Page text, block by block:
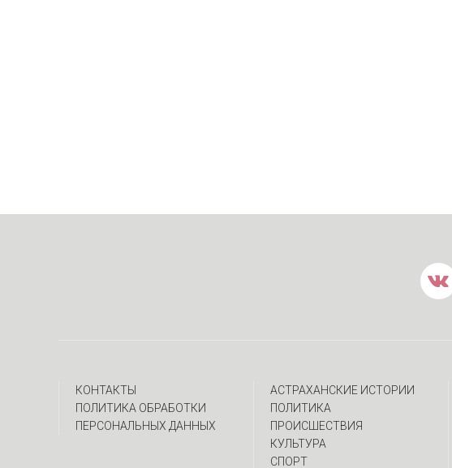
КОНТАКТЫ
ПОЛИТИКА ОБРАБОТКИ
ПЕРСОНАЛЬНЫХ ДАННЫХ
АСТРАХАНСКИЕ ИСТОРИИ
ПОЛИТИКА
ПРОИСШЕСТВИЯ
КУЛЬТУРА
СПОРТ